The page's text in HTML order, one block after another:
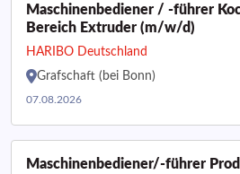
Maschinenbediener / -führer
Bereich Extruder (m/w/d)
HARIBO Deutschland
Grafschaft (bei Bonn)
07.08.2026
Maschinenbediener/-führer